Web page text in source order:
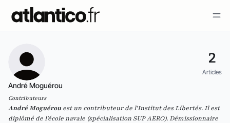
2
Articles
André Moguérou
Contributeurs
André Moguérou est un contributeur de l'Institut des Libertés. Il est
diplômé de l'école navale (spécialisation SUP AERO). Démissionnaire